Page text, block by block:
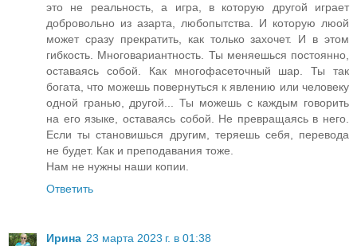
это не реальность, а игра, в которую другой играет
добровольно из азарта, любопытства. И которую люой
может сразу прекратить, как только захочет. И в этом
гибкость. Многовариантность. Ты меняешься постоянно,
оставаясь собой. Как многофасеточный шар. Ты так
богата, что можешь повернуться к явлению или человеку
одной гранью, другой... Ты можешь с каждым говорить
на его языке, оставаясь собой. Не превращаясь в него.
Если ты становишься другим, теряешь себя, перевода
не будет. Как и преподавания тоже.
Нам не нужны наши копии.
Ответить
Ирина 23 марта 2023 г. в 01:38